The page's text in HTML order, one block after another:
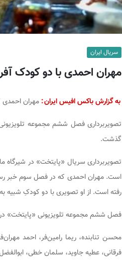
سریال ایران
مهران احمدی با دو کودک
به گزارش باکس افیس ایران: مهران
گذشت.
است. مهران احمدی که در فصل سوم خبر
رفته است. از او تصویری با دو کودکِ شبیه
فصل ششم مجموعه تلویزیونی «پایتخت» در ۱۵ قسمت برای پخش در نوروز ۹۹ از شبکه یک سیما ساخته
محسن تنابنده، ریما رامین‌فر، احمد
فرقانی، عطیه جاوید، سلمان خطی،